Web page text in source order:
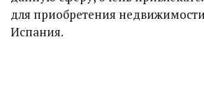
для приобретения недвижимости
Испания.